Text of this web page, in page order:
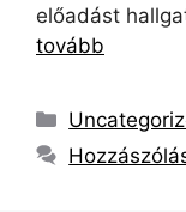
előadást
tovább